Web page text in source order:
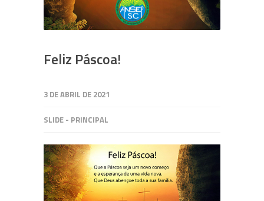
Feliz Páscoa!
3 DE ABRIL DE 2021
SLIDE - PRINCIPAL